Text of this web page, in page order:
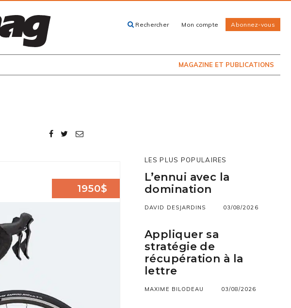
Rechercher Mon compte Abonnez-vous
MAGAZINE ET PUBLICATIONS
EN KIOSQUE
1950$
LES PLUS POPULAIRES
L’ennui avec la
domination
DAVID DESJARDINS 03/08/2026
Appliquer sa
stratégie de
récupération à la
lettre
MAXIME BILODEAU 03/08/2026